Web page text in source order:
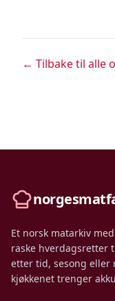
← Tilbake til alle
Et norsk matarkiv
raske hverdagsretter
etter tid, sesong eller
kjøkkenet trenger